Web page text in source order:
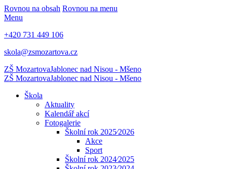
Rovnou na obsah Rovnou na menu
Menu
+420 731 449 106
skola@zsmozartova.cz
ZŠ MozartovaJablonec nad Nisou - Mšeno
ZŠ MozartovaJablonec nad Nisou - Mšeno
Škola
Aktuality
Kalendář akcí
Fotogalerie
Školní rok 2025⁄2026
Akce
Sport
Školní rok 2024⁄2025